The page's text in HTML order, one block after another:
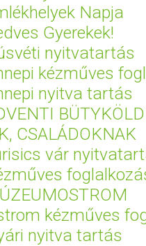
Napja
Gyerekek!
nyitvatartás
kézműves
nyitva tartás
CSALÁDOKNAK
vár
kézműves
nyitva tartás